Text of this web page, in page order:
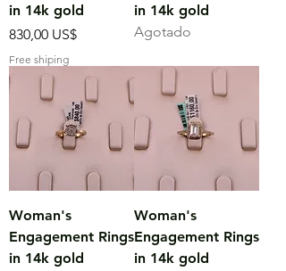
in 14k gold
Precio
830,00 US$
Free shiping
in 14k gold
Agotado
Woman's
Engagement Rings
in 14k gold
Woman's
Engagement Rings
in 14k gold